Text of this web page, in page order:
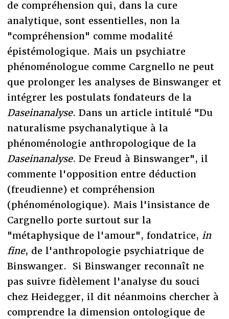
de compréhension qui, dans la cure
analytique, sont essentielles, non la
"compréhension" comme modalité
épistémologique. Mais un psychiatre
phénoménologue comme Cargnello ne peut
que prolonger les analyses de Binswanger et
intégrer les postulats fondateurs de la
Daseinanalyse. Dans un article intitulé "Du
naturalisme psychanalytique à la
phénoménologie anthropologique de la
Daseinanalyse. De Freud à Binswanger", il
commente l'opposition entre déduction
(freudienne) et compréhension
(phénoménologique). Mais l'insistance de
Cargnello porte surtout sur la
"métaphysique de l'amour", fondatrice, in
fine, de l'anthropologie psychiatrique de
Binswanger. Si Binswanger reconnaît ne
pas suivre fidèlement l'analyse du souci
chez Heidegger, il dit néanmoins chercher à
comprendre la dimension ontologique de